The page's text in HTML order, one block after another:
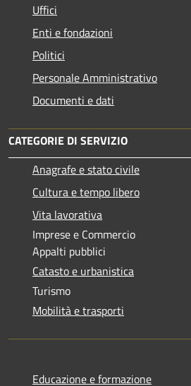
Uffici
Enti e fondazioni
Politici
Personale Amministrativo
Documenti e dati
CATEGORIE DI SERVIZIO
Anagrafe e stato civile
Cultura e tempo libero
Vita lavorativa
Imprese e Commercio
Appalti pubblici
Catasto e urbanistica
Turismo
Mobilità e trasporti
Educazione e formazione